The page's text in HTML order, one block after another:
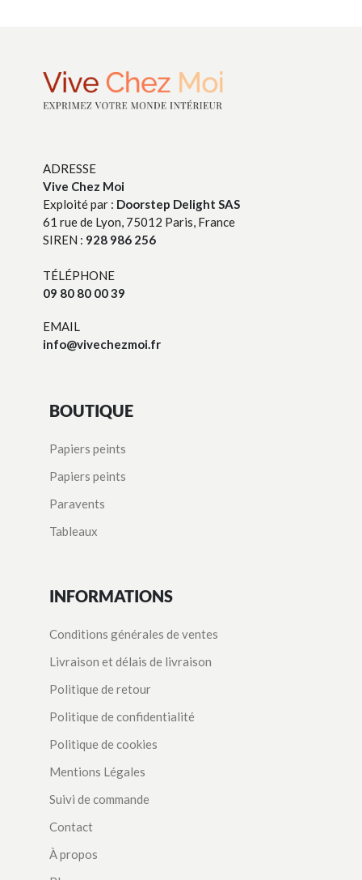
ADRESSE
Vive Chez Moi
Exploité par : Doorstep Delight SAS
61 rue de Lyon, 75012 Paris, France
SIREN : 928 986 256
TÉLÉPHONE
09 80 80 00 39
EMAIL
info@vivechezmoi.fr
BOUTIQUE
Papiers peints
Papiers peints
Paravents
Tableaux
INFORMATIONS
Conditions générales de ventes
Livraison et délais de livraison
Politique de retour
Politique de confidentialité
Politique de cookies
Mentions Légales
Suivi de commande
Contact
À propos